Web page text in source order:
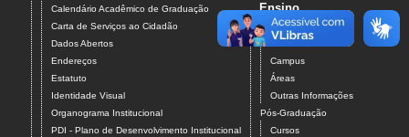
Calendário Acadêmico de Graduação
Carta de Serviços ao Cidadão
Dados Abertos
Endereços
Estatuto
Identidade Visual
Organograma Institucional
PDI - Plano de Desenvolvimento Institucional
Ensino
Graduação
Campus
Áreas
Outras Informações
Pós-Graduação
Cursos